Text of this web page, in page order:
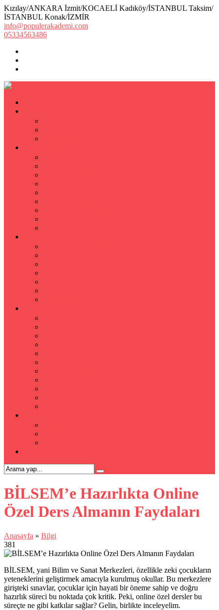
Kızılay/ANKARA İzmit/KOCAELİ Kadıköy/İSTANBUL Taksim/
İSTANBUL Konak/İZMİR
info@populerakademi.com
05334563486
BİLSEM’e Hazırlıkta Online
Özel Ders Almanın Faydaları
Anasayfa » Bilgi
381
BİLSEM, yani Bilim ve Sanat Merkezleri, özellikle zeki çocukların
yeteneklerini geliştirmek amacıyla kurulmuş okullar. Bu merkezlere
girişteki sınavlar, çocuklar için hayati bir öneme sahip ve doğru
hazırlık süreci bu noktada çok kritik. Peki, online özel dersler bu
süreçte ne gibi katkılar sağlar? Gelin, birlikte inceleyelim.